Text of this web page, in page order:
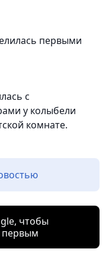
первыми
с
у колыбели
комнате.
чтобы
первым